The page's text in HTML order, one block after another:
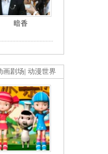
暗香
画剧场 动漫世界